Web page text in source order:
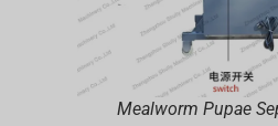
Mealworm Pupae